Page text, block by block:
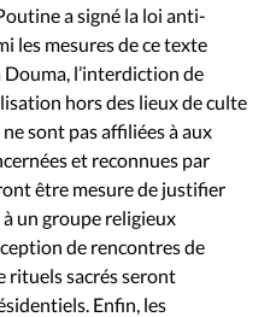
a signé la loi anti-
les mesures de ce texte
l’interdiction de
hors des lieux de culte
sont pas affiliées à aux
et reconnues par
être mesure de justifier
un groupe religieux
de rencontres de
rituels sacrés seront
Enfin, les